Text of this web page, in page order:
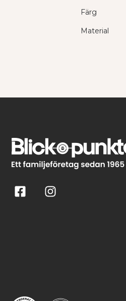
Färg
Material